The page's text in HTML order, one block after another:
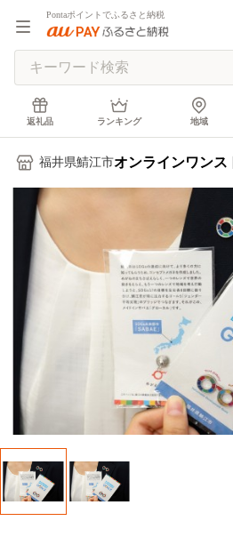
Pontaポイントでふるさと納税
返礼品 ランキング 地域
福井県鯖江市オンラインワンス